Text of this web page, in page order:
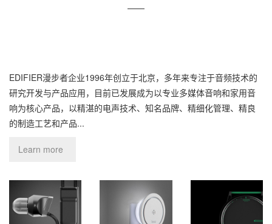
——
EDIFIER漫步者企业1996年创立于北京，多年来专注于音频技术的
研究开发与产品应用，目前已发展成为以专业多媒体音响和家用音
响为核心产品，以精湛的电声技术、知名品牌、精细化管理、精良
的制造工艺和产品...
Learn more